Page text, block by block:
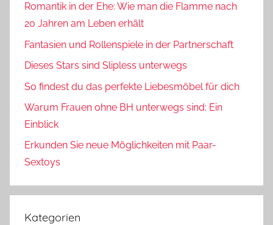
Romantik in der Ehe: Wie man die Flamme nach
20 Jahren am Leben erhält
Fantasien und Rollenspiele in der Partnerschaft
Dieses Stars sind Slipless unterwegs
So findest du das perfekte Liebesmöbel für dich
Warum Frauen ohne BH unterwegs sind: Ein
Einblick
Erkunden Sie neue Möglichkeiten mit Paar-
Sextoys
Kategorien